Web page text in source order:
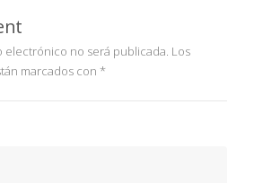
no será publicada. Los
marcados con *